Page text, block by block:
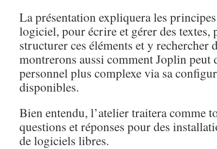
La présentation expliquera les
logiciel, pour écrire et gérer des textes,
structurer ces éléments et y rechercher
montrerons aussi comment Joplin peut
personnel plus complexe via sa
disponibles.
Bien entendu, l’atelier traitera comme
questions et réponses pour des
de logiciels libres.